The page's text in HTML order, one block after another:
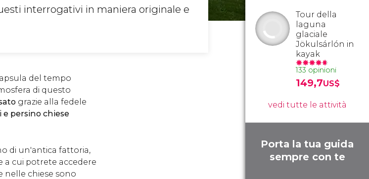
interrogativi in maniera originale e
del tempo
di questo
grazie alla fedele
e persino chiese
di un'antica fattoria,
a cui potrete accedere
nelle chiese sono
Tour della
laguna
glaciale
Jökulsárlón in
kayak
133 opinioni
149,7US$
vedi tutte le attività
Porta la tua guida
sempre con te